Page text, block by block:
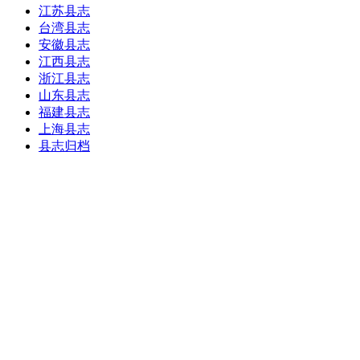
江苏县志
台湾县志
安徽县志
江西县志
浙江县志
山东县志
福建县志
上海县志
县志归档